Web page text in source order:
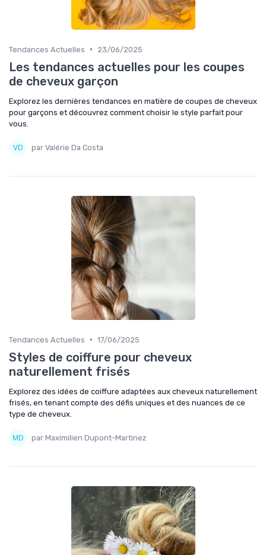
Tendances Actuelles • 23/06/2025
Les tendances actuelles pour les coupes
de cheveux garçon
Explorez les dernières tendances en matière de coupes de cheveux
pour garçons et découvrez comment choisir le style parfait pour
vous.
par Valérie Da Costa
Tendances Actuelles • 17/06/2025
Styles de coiffure pour cheveux
naturellement frisés
Explorez des idées de coiffure adaptées aux cheveux naturellement
frisés, en tenant compte des défis uniques et des nuances de ce
type de cheveux.
par Maximilien Dupont-Martinez